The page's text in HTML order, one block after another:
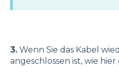
3.Wenn Sie das Kabel
angeschlossen ist, wie hier